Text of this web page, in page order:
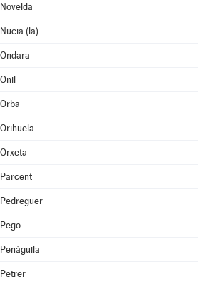
Novelda
Nucia (la)
Ondara
Onil
Orba
Orihuela
Orxeta
Parcent
Pedreguer
Pego
Penàguila
Petrer